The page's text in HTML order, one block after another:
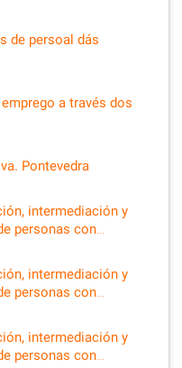
de persoal dás
a través dos
Pontevedra
intermediación y
personas con…
intermediación y
personas con…
intermediación y
personas con…